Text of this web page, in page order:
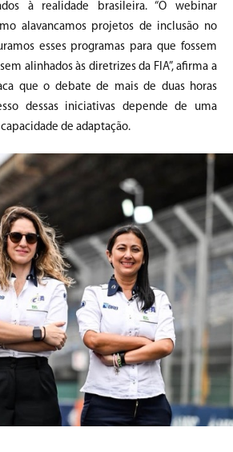
à realidade brasileira. “O webinar
alavancamos projetos de inclusão no
esses programas para que fossem
alinhados às diretrizes da FIA”, afirma a
que o debate de mais de duas horas
dessas iniciativas depende de uma
de adaptação.